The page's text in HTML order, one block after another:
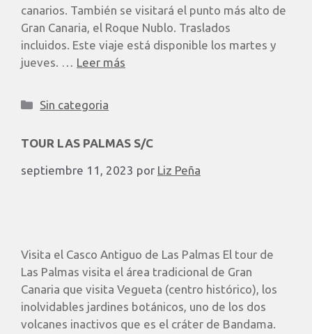
canarios. También se visitará el punto más alto de
Gran Canaria, el Roque Nublo. Traslados
incluidos. Este viaje está disponible los martes y
jueves. … Leer más
Sin categoria
TOUR LAS PALMAS S/C
septiembre 11, 2023 por Liz Peña
Visita el Casco Antiguo de Las Palmas ​El tour de
Las Palmas visita el área tradicional de Gran
Canaria que visita Vegueta (centro histórico), los
inolvidables jardines botánicos, uno de los dos
volcanes inactivos que es el cráter de Bandama.